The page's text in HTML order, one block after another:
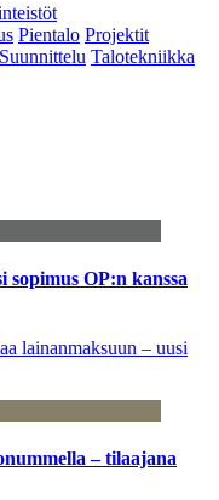
Pientalo Projektit
Suunnittelu Talotekniikka
OP:n kanssa
lainanmaksuun – uusi
– tilaajana